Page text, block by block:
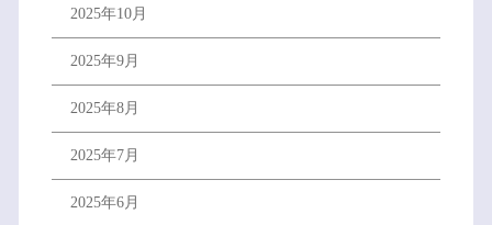
2025年10月
2025年9月
2025年8月
2025年7月
2025年6月